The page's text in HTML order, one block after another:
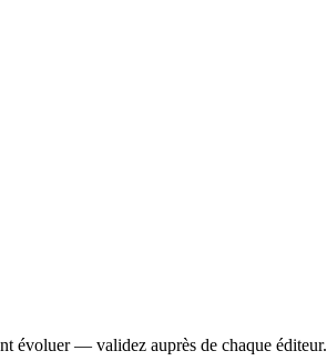
évoluer — validez auprès de chaque éditeur.